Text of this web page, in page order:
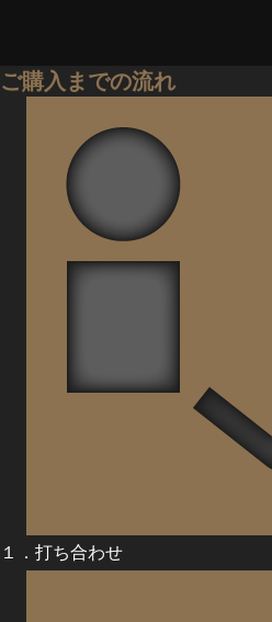
ご購入までの流れ
１．打ち合わせ